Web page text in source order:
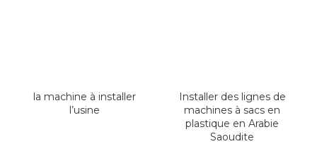
la machine à installer
l’usine
Installer des lignes de
machines à sacs en
plastique en Arabie
Saoudite